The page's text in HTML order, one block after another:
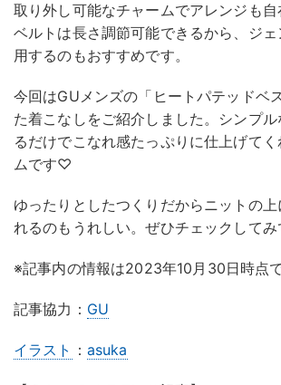
取り外し可能なチャームでアレンジも
ベルトは長さ調節可能できるから、ジ
用するのもおすすめです。
今回はGUメンズの「ヒートパテッドベ
た着こなしをご紹介しました。シンプ
るだけでこなれ感たっぷりに仕上げて
ムです♡
ゆったりとしたつくりだからニットの
れるのもうれしい。ぜひチェックして
※記事内の情報は2023年10月30日時点で
記事協力： GU
イラスト ： asuka